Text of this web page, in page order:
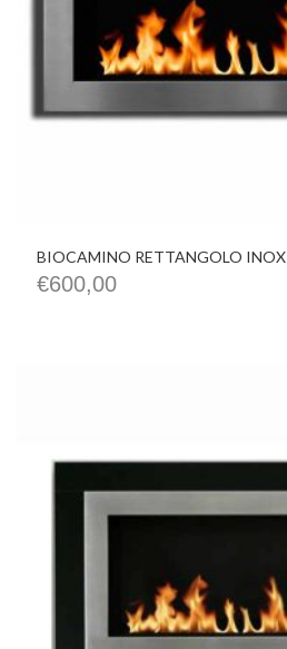
BIOCAMINO RETTANGOLO INOX
€600,00